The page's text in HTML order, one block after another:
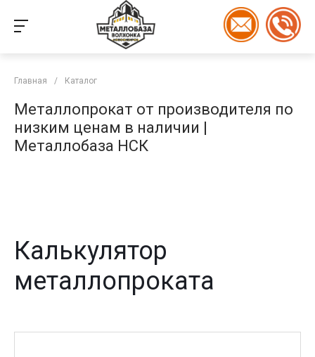
Главная / Каталог
Металлопрокат от производителя по
низким ценам в наличии |
Металлобаза НСК
Калькулятор
металлопроката